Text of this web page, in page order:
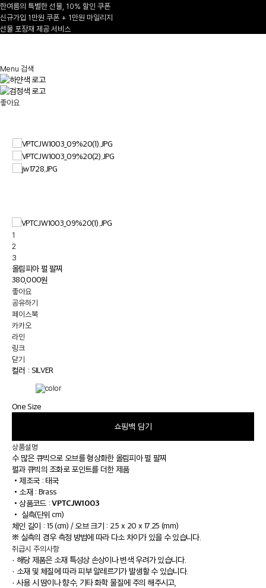
한여름의 특별한 선물, 10% 할인 쿠폰
신규가입 1만원 쿠폰 + 1만원 마일리지
선물 포장재 제공 서비스
Menu 검색
좋아요
1
2
3
올림피아 펄 팔찌
380,000원
좋아요
공유하기
페이스북
카카오
라인
링크
닫기
컬러 : SILVER
One Size
쇼핑백 담기
상품설명
수 많은 큐빅으로 오브를 형상화한 올림피아 펄 팔찌
펄과 큐빅의 조화로 포인트를 더한 제품
• 제조국 : 태국
• 소재 : Brass
•상품코드 :VPTCJW1003
• 실측(단위 cm)
체인 길이 : 15 (cm) / 오브 크기 : 2.5 x 20 x 17.25 (mm)
※ 실측의 경우 측정 방법에 따라 다소 차이가 있을 수 있습니다.
취급시 주의사항
· 해당 제품은 소재 특성상 손상이나 변색 우려가 있습니다.
· 소재 및 체질에 따라 피부 알레르기가 발생할 수 있습니다.
· 사용 시 땀이나 향수, 기타 화학 물질에 주의 해주시고,